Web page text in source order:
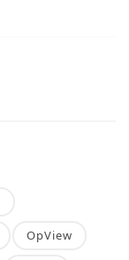
OpView